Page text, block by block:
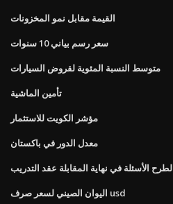
القيمة مقابل نمو المخزونات
سعر رسم بياني 10 سنوات
متوسط ​​النسبة المئوية لقروض السيارات
تأمين الماشية
مؤشر الكويت للاستثمار
معدل الدور في باكستان
لطرح الأسئلة في نهاية المقابلة عقد التدريب
اليوان الصيني لسعر صرف usd